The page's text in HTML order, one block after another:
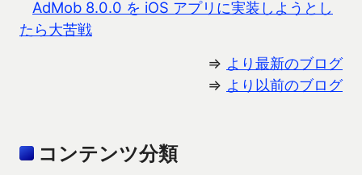
AdMob 8.0.0 を iOS アプリに実装しようとし
たら大苦戦
⇒ より最新のブログ
⇒ より以前のブログ
コンテンツ分類